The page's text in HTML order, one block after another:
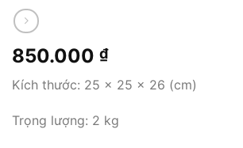
850.000 ₫
Kích thước: 25 x 25 x 26 (cm)
Trọng lượng: 2 kg